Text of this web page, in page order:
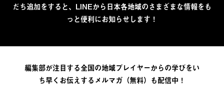
だち追加をすると、LINEから日本各地域のさまざまな情報をも
っと便利にお知らせします！
編集部が注目する全国の地域プレイヤーからの学びをい
ち早くお伝えするメルマガ（無料）も配信中！